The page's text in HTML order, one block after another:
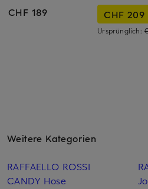
CHF 189 CHF 209
Ursprünglich:
Weitere Kategorien
RAFFAELLO ROSSI
CANDY Hose